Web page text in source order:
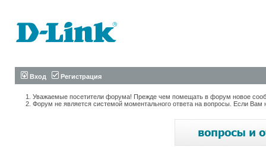
Вход Регистрация
Уважаемые посетители форума! Прежде чем помещать в форум новое
Форум не является системой моментального ответа на вопросы. Если